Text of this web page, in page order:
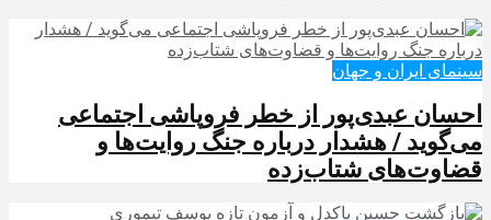
سینمای ایران و جهان
احسان عبدی‌پور از خطر فروپاشی اجتماعی
می‌گوید / هشدار درباره جنگ روایت‌ها و
قضاوت‌های شتاب‌زده